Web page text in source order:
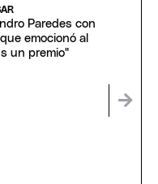
Paredes con
emocionó al
un premio"